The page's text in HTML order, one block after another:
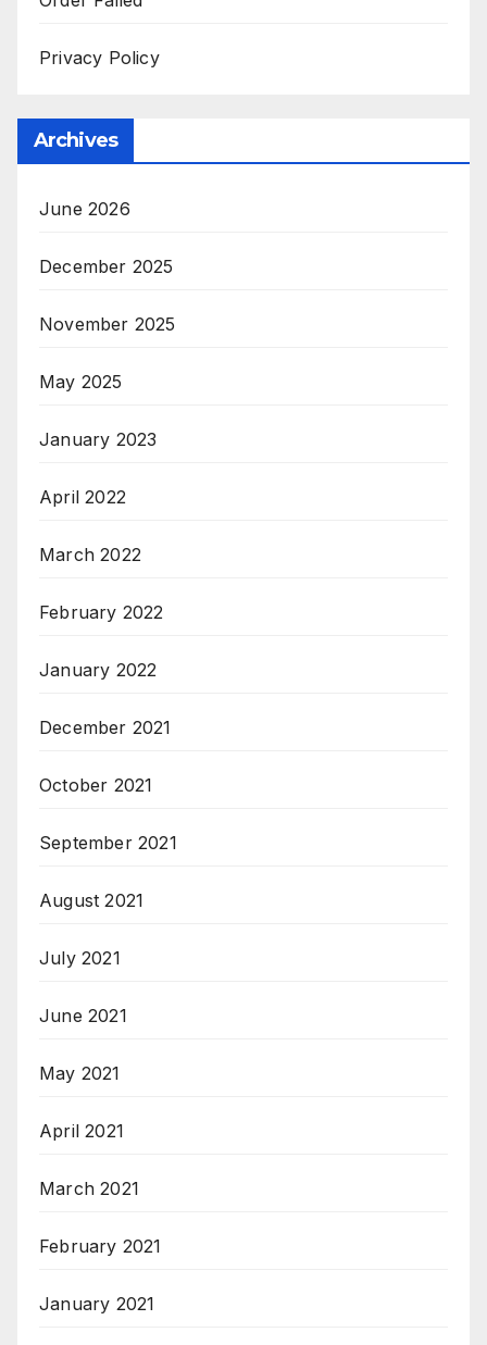
Privacy Policy
Archives
June 2026
December 2025
November 2025
May 2025
January 2023
April 2022
March 2022
February 2022
January 2022
December 2021
October 2021
September 2021
August 2021
July 2021
June 2021
May 2021
April 2021
March 2021
February 2021
January 2021